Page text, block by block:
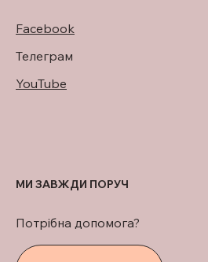
Facebook
Телеграм
YouTube
Потрібна допомога?
МИ ЗАВЖДИ ПОРУЧ